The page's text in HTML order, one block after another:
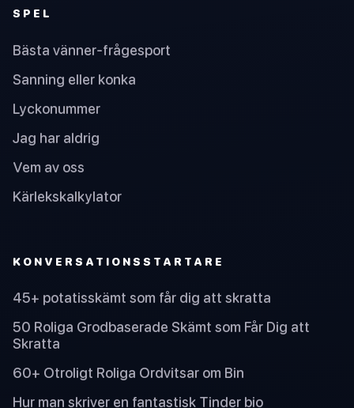
SPEL
Bästa vänner-frågesport
Sanning eller konka
Lyckonummer
Jag har aldrig
Vem av oss
Kärlekskalkylator
KONVERSATIONSSTARTARE
45+ potatisskämt som får dig att skratta
50 Roliga Grodbaserade Skämt som Får Dig att
Skratta
60+ Otroligt Roliga Ordvitsar om Bin
Hur man skriver en fantastisk Tinder bio